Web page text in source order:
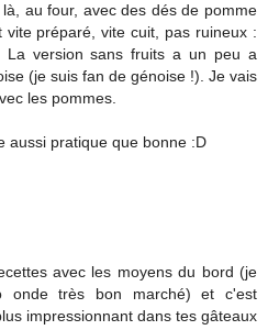
au four, avec des dés de pomme
préparé, vite cuit, pas ruineux :
La version sans fruits a un peu a
(je suis fan de génoise !). Je vais
les pommes.
aussi pratique que bonne :D
avec les moyens du bord (je
onde très bon marché) et c'est
impressionnant dans tes gâteaux